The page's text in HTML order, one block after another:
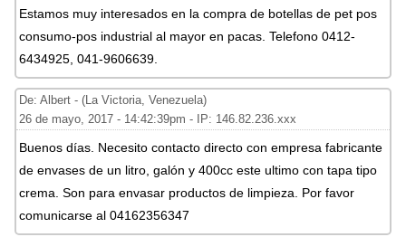
Estamos muy interesados en la compra de botellas de pet pos
consumo-pos industrial al mayor en pacas. Telefono 0412-
6434925, 041-9606639.
De: Albert - (La Victoria, Venezuela)
26 de mayo, 2017 - 14:42:39pm - IP: 146.82.236.xxx
Buenos días. Necesito contacto directo con empresa fabricante
de envases de un litro, galón y 400cc este ultimo con tapa tipo
crema. Son para envasar productos de limpieza. Por favor
comunicarse al 04162356347